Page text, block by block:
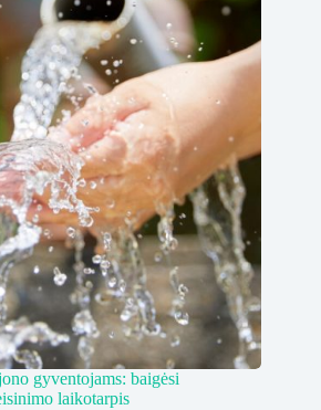
gyventojams: baigėsi
laikotarpis